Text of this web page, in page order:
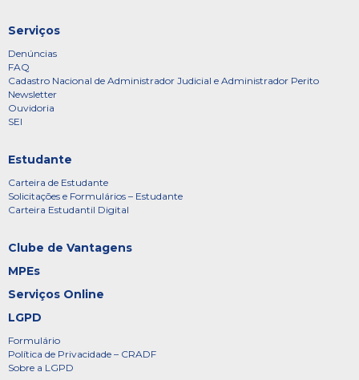
Serviços
Denúncias
FAQ
Cadastro Nacional de Administrador Judicial e Administrador Perito
Newsletter
Ouvidoria
SEI
Estudante
Carteira de Estudante
Solicitações e Formulários – Estudante
Carteira Estudantil Digital
Clube de Vantagens
MPEs
Serviços Online
LGPD
Formulário
Política de Privacidade – CRADF
Sobre a LGPD